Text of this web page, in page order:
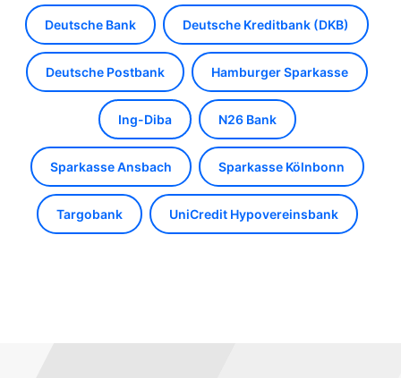
Deutsche Bank Deutsche Kreditbank (DKB)
Deutsche Postbank Hamburger Sparkasse
Ing-Diba N26 Bank
Sparkasse Ansbach Sparkasse Kölnbonn
Targobank UniCredit Hypovereinsbank